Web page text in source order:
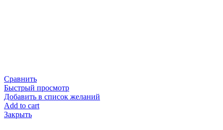
Сравнить
Быстрый просмотр
Добавить в список желаний
Add to cart
Закрыть